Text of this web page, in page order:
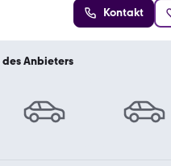
Kontakt
Anbieters